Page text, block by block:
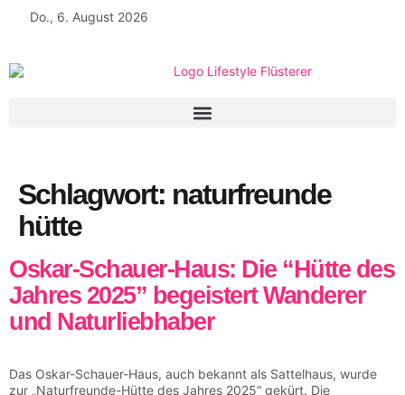
Do., 6. August 2026
Schlagwort: naturfreunde
hütte
Oskar-Schauer-Haus: Die “Hütte des
Jahres 2025” begeistert Wanderer
und Naturliebhaber
Das Oskar-Schauer-Haus, auch bekannt als Sattelhaus, wurde
zur „Naturfreunde-Hütte des Jahres 2025“ gekürt. Die